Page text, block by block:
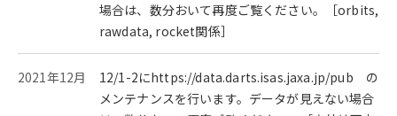
場合は、数分おいて再度ご覧ください。［orbits,
rawdata, rocket関係］
2021年12月
12/1-2にhttps://data.darts.isas.jaxa.jp/pub の
メンテナンスを行います。データが見えない場合